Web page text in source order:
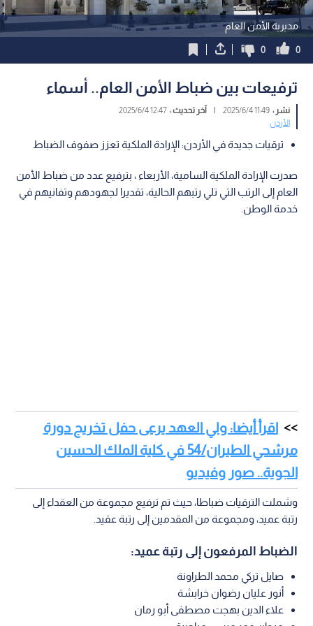
مديرية الأمن العام
0
0
ترفيعات بين ضباط الأمن العام.. أسماء
نشر :11:49 2025/6/4
| آخر تحديث :12:47 2025/6/4
الأردن
ترقيات جديدة في الأردن: الإرادة الملكية تعزز صفوف الضباط
صدرت الإرادة الملكية السامية، الأربعاء ، بترفيع عدد من ضباط الأمن
العام إلى الرتب التي تلي رتبهم الحالية، تقديرا لجهودهم وتفانيهم في
خدمة الوطن.
اقرأ أيضا: ولي العهد يرعى حفل تخريج دورة
مرشحي الطيران/54 في كلية الملك الحسين
الجوية.. صور وفيديو
وشملت الترقيات ضباطا، حيث تم ترفيع مجموعة من العقداء إلى
رتبة عميد، ومجموعة من المقدمين إلى رتبة عقيد.
الضباط المرفعون إلى رتبة عميد:
صايل تركي محمد الطراونة
أنور عليان رضوان خرابشة
علاء الدين بهجت مصطفى أبو رمان